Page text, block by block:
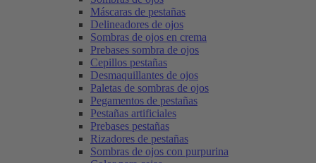
Máscaras de pestañas
Delineadores de ojos
Sombras de ojos en crema
Prebases sombra de ojos
Cepillos pestañas
Desmaquillantes de ojos
Paletas de sombras de ojos
Pegamentos de pestañas
Pestañas artificiales
Prebases pestañas
Rizadores de pestañas
Sombras de ojos con purpurina